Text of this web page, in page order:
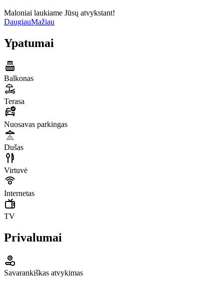
Maloniai laukiame Jūsų atvykstant!
DaugiauMažiau
Ypatumai
Balkonas
Terasa
Nuosavas parkingas
Dušas
Virtuvė
Internetas
TV
Privalumai
Savarankiškas atvykimas